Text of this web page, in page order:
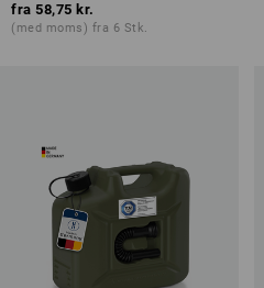
fra 58,75 kr.
(med moms) fra 6 Stk.